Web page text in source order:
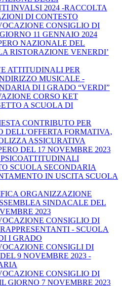
INVALSI 2024 -RACCOLTA
DI CONTESTO
CONSIGLIO DI
11 GENNAIO 2024
NAZIONALE DEL
RISTORAZIONE VENERDI’
ATTITUDINALI PER
MUSICALE -
DI I GRADO “VERDI”
CORSO KET
A SCUOLA DI
CONTRIBUTO PER
DELL'OFFERTA FORMATIVA,
ASSICURATIVA
DEL 17 NOVEMBRE 2023
PSICOATTITUDINALI
SCUOLA SECONDARIA
IN USCITA SCUOLA
ORGANIZZAZIONE
SINDACALE DEL
2023
CONSIGLIO DI
- SCUOLA
I GRADO
CONSIGLI DI
9 NOVEMBRE 2023 -
CONSIGLIO DI
GIORNO 7 NOVEMBRE 2023